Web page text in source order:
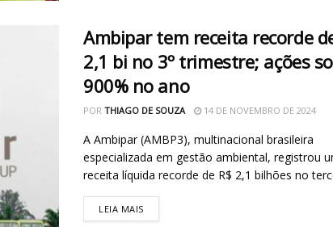
Ambipar tem receita recorde
2,1 bi no 3º trimestre; ações
900% no ano
POR THIAGO DE SOUZA 14 DE NOVEMBRO DE 2024
A Ambipar (AMBP3), multinacional brasileira
especializada em gestão ambiental, registrou
receita líquida recorde de R$ 2,1 bilhões no
LEIA MAIS